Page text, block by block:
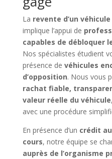
La revente d’un
implique l’appui de
capables de débloquer
Nos spécialistes étudient
présence de véhicules
d’opposition. Nous vous
rachat fiable,
valeur réelle du véhicule
avec une procédure
En présence d’un crédit
cours, notre équipe se
auprès de l’organisme